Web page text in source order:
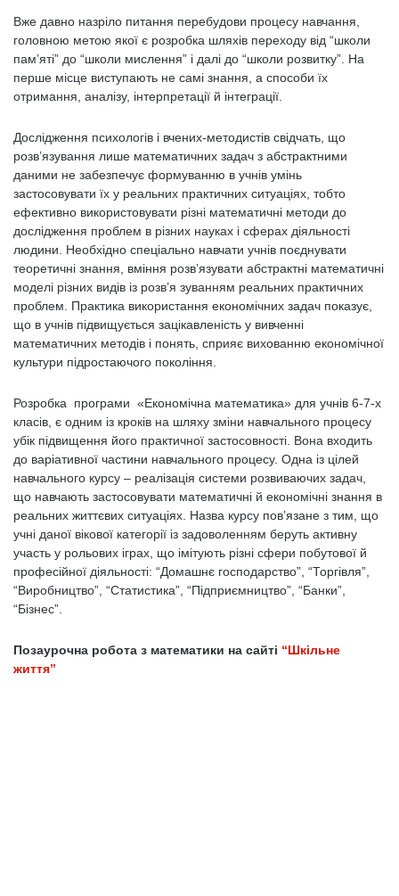
Вже давно назріло питання перебудови процесу навчання,
головною метою якої є розробка шляхів переходу від “школи
пам’яті” до “школи мислення” і далі до “школи розвитку”. На
перше місце виступають не самі знання, а способи їх
отримання, аналізу, інтерпретації й інтеграції.
Дослідження психологів і вчених-методистів свідчать, що
розв’язування лише математичних задач з абстрактними
даними не забезпечує формуванню в учнів умінь
застосовувати їх у реальних практичних ситуаціях, тобто
ефективно використовувати різні математичні методи до
дослідження проблем в різних науках і сферах діяльності
людини. Необхідно спеціально навчати учнів поєднувати
теоретичні знання, вміння розв’язувати абстрактні математичні
моделі різних видів із розв’я зуванням реальних практичних
проблем. Практика використання економічних задач показує,
що в учнів підвищується зацікавленість у вивченні
математичних методів і понять, сприяє вихованню економічної
культури підростаючого покоління.
Розробка програми «Економічна математика» для учнів 6-7-х
класів, є одним із кроків на шляху зміни навчального процесу
убік підвищення його практичної застосовності. Вона входить
до варіативної частини навчального процесу. Одна із цілей
навчального курсу – реалізація системи розвиваючих задач,
що навчають застосовувати математичні й економічні знання в
реальних життєвих ситуаціях. Назва курсу пов’язане з тим, що
учні даної вікової категорії із задоволенням беруть активну
участь у рольових іграх, що імітують різні сфери побутової й
професійної діяльності: “Домашнє господарство”, “Торгівля”,
“Виробництво”, “Статистика”, “Підприємництво”, “Банки”,
“Бізнес”.
Позаурочна робота з математики на сайті “Шкільне
життя”